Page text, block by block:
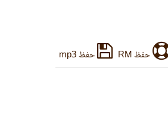
حفظ RM حفظ mp3